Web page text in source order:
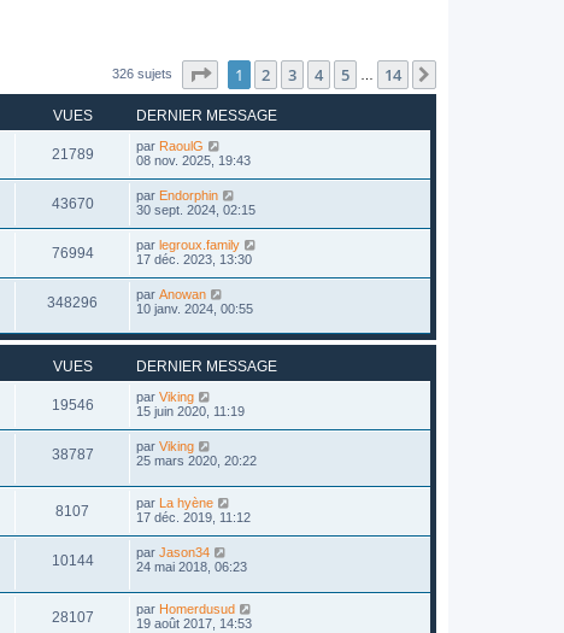
326 sujets Page sur14
1 2 3 4 5 14
VUES DERNIER MESSAGE
21789 par RaoulG
08 nov. 2025, 19:43
43670 par Endorphin
30 sept. 2024, 02:15
76994 par legroux.family
17 déc. 2023, 13:30
348296 par Anowan
10 janv. 2024, 00:55
VUES DERNIER MESSAGE
19546 par Viking
15 juin 2020, 11:19
38787 par Viking
25 mars 2020, 20:22
8107 par La hyène
17 déc. 2019, 11:12
10144 par Jason34
24 mai 2018, 06:23
28107 par Homerdusud
19 août 2017, 14:53